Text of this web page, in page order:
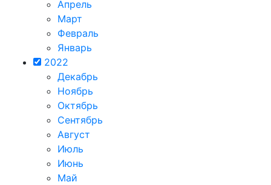
Апрель
Март
Февраль
Январь
2022
Декабрь
Ноябрь
Октябрь
Сентябрь
Август
Июль
Июнь
Май